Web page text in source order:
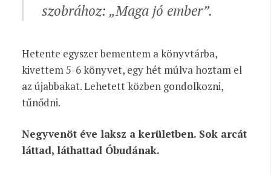
szobrához: „Maga jó ember”.
Hetente egyszer bementem a könyvtárba,
kivettem 5-6 könyvet, egy hét múlva hoztam el
az újabbakat. Lehetett közben gondolkozni,
tűnődni.
Negyvenöt éve laksz a kerületben. Sok arcát
láttad, láthattad Óbudának.